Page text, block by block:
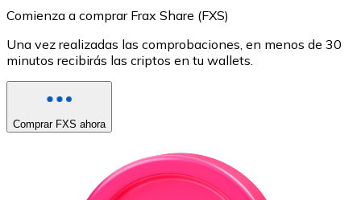
Comienza a comprar Frax Share (FXS)
Una vez realizadas las comprobaciones, en menos de 30
minutos recibirás las criptos en tu wallets.
Comprar FXS ahora